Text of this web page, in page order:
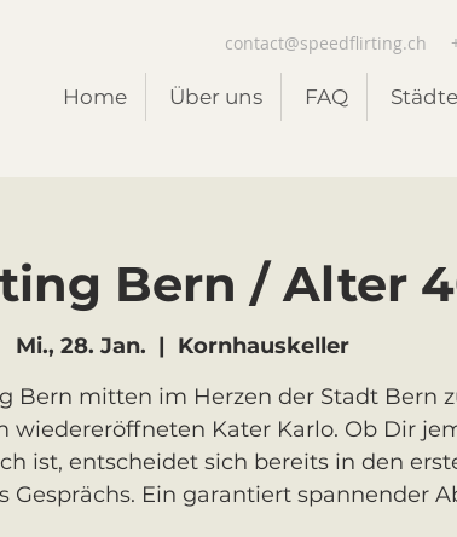
contact@speedflirting.ch
Home Über uns FAQ Städte
Bern / Alter
Mi., 28. Jan.
  |
Kornhauskeller
Bern mitten im Herzen der Stadt Bern
wiedereröffneten Kater Karlo. Ob Dir
ist, entscheidet sich bereits in den
Gesprächs. Ein garantiert spannender